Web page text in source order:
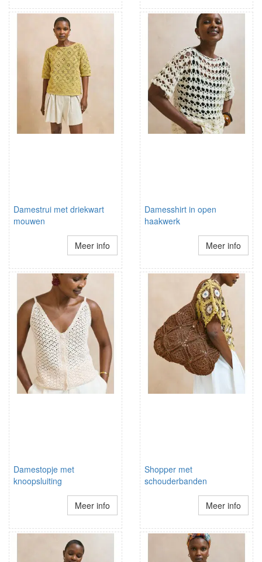
Damestrui met driekwart
mouwen
Meer info
Damesshirt in open
haakwerk
Meer info
Damestopje met
knoopsluiting
Meer info
Shopper met
schouderbanden
Meer info